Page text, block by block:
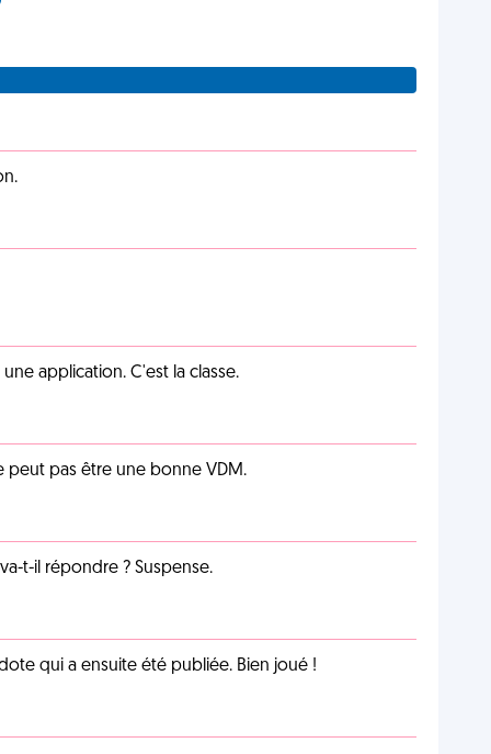
application. C'est la classe.
peut pas être une bonne VDM.
t-il répondre ? Suspense.
qui a ensuite été publiée. Bien joué !